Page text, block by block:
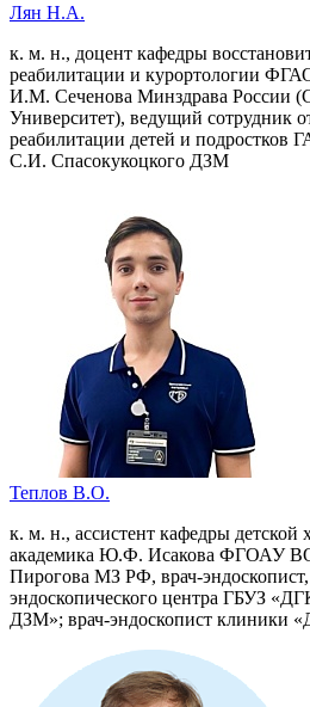
Лян Н.А.
к. м. н., доцент кафедры
реабилитации и курортологии
И.М. Сеченова Минздрава России
Университет), ведущий сотрудник
реабилитации детей и
С.И. Спасокукоцкого ДЗМ
Теплов В.О.
к. м. н., ассистент кафедры детской
академика Ю.Ф. Исакова ФГОАУ
Пирогова МЗ РФ, врач-эндоскопист,
эндоскопического центра ГБУЗ
ДЗМ»; врач-эндоскопист клиники